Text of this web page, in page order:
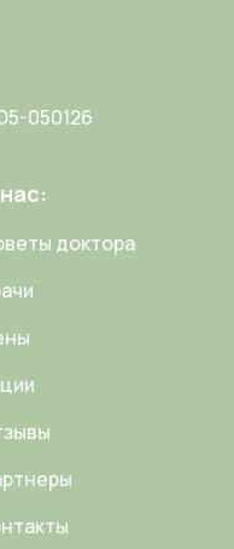
050126
доктора